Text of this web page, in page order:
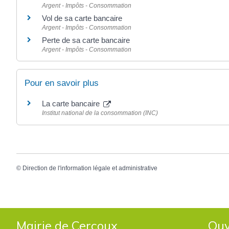
Argent - Impôts - Consommation
Vol de sa carte bancaire
Argent - Impôts - Consommation
Perte de sa carte bancaire
Argent - Impôts - Consommation
Pour en savoir plus
La carte bancaire
Institut national de la consommation (INC)
© Direction de l'information légale et administrative
Mairie de Cercoux